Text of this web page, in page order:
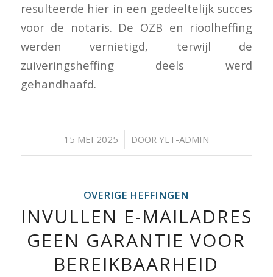
resulteerde hier in een gedeeltelijk succes
voor de notaris. De OZB en rioolheffing
werden vernietigd, terwijl de
zuiveringsheffing deels werd
gehandhaafd.
15 MEI 2025
/ DOOR YLT-ADMIN
OVERIGE HEFFINGEN
INVULLEN E-MAILADRES
GEEN GARANTIE VOOR
BEREIKBAARHEID